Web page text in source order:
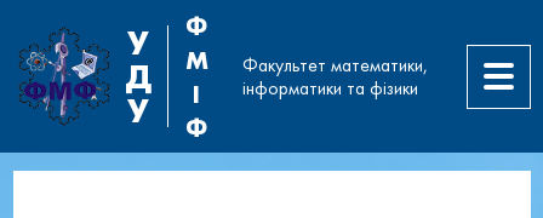
У
Д
У
Ф
М
І
Ф
Факультет математики,
інформатики та фізики